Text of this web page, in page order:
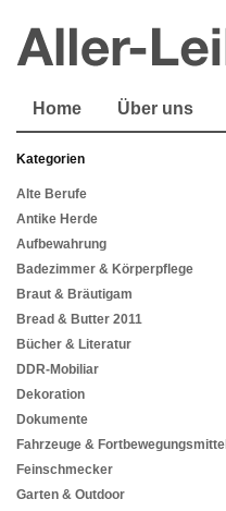
Home Über uns
Kategorien
Alte Berufe
Antike Herde
Aufbewahrung
Badezimmer & Körperpflege
Braut & Bräutigam
Bread & Butter 2011
Bücher & Literatur
DDR-Mobiliar
Dekoration
Dokumente
Fahrzeuge & Fortbewegungsmittel
Feinschmecker
Garten & Outdoor